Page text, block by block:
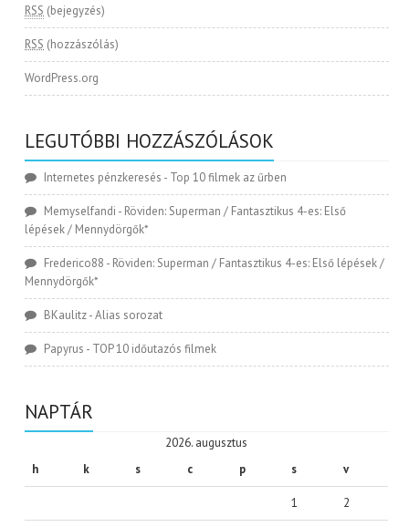
RSS (bejegyzés)
RSS (hozzászólás)
WordPress.org
LEGUTÓBBI HOZZÁSZÓLÁSOK
Internetes pénzkeresés - Top 10 filmek az űrben
Memyselfandi - Röviden: Superman / Fantasztikus 4-es: Első
lépések / Mennydörgők*
Frederico88 - Röviden: Superman / Fantasztikus 4-es: Első lépések /
Mennydörgők*
BKaulitz-Alias sorozat
Papyrus - TOP 10 időutazós filmek
NAPTÁR
2026. augusztus
h
k s c p s v
1 2